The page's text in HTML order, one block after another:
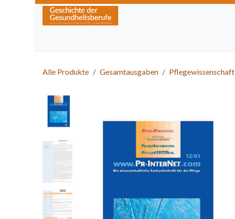
Zum Inhalt springen
Alle Produkte Gesamtausgaben Pflegewissenschaft